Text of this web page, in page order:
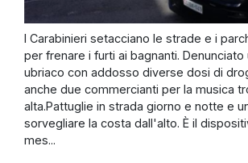
I Carabinieri setacciano le strade e i
per frenare i furti ai bagnanti.
ubriaco con addosso diverse dosi di
anche due commercianti per la musica
alta.Pattuglie in strada giorno e notte e
sorvegliare la costa dall'alto. È il
mes...